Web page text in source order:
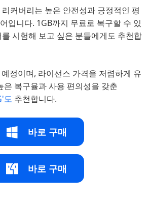
커버리는 높은 안전성과 긍정적인 평
입니다. 1GB까지 무료로 복구할 수 있
시험해 보고 싶은 분들에게도 추천합
정이며, 라이선스 가격을 저렴하게 유
은 복구율과 사용 편의성을 갖춘
도 추천합니다.
바로 구매
바로 구매